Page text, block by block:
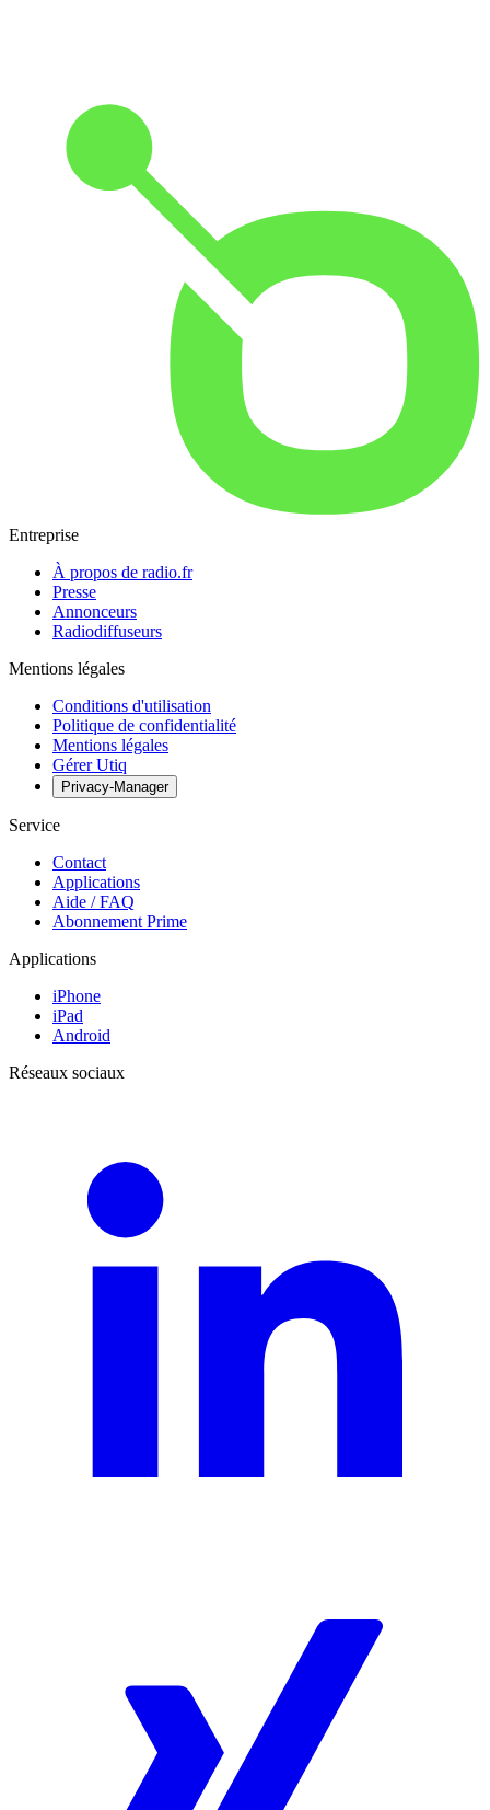
Entreprise
À propos de radio.fr
Presse
Annonceurs
Radiodiffuseurs
Mentions légales
Conditions d'utilisation
Politique de confidentialité
Mentions légales
Gérer Utiq
Privacy-Manager
Service
Contact
Applications
Aide / FAQ
Abonnement Prime
Applications
iPhone
iPad
Android
Réseaux sociaux